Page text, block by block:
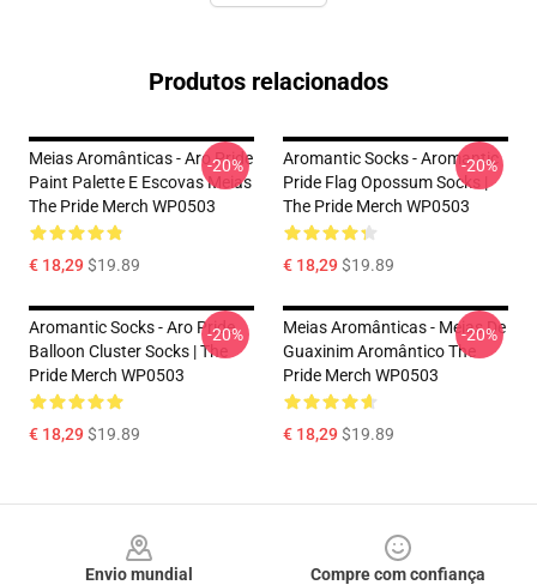
Produtos relacionados
Meias Aromânticas - Aro Pride
Paint Palette E Escovas Meias
The Pride Merch WP0503
€ 18,29$19.89
-20%
Aromantic Socks - Aromantic
Pride Flag Opossum Socks |
The Pride Merch WP0503
€ 18,29$19.89
-20%
Aromantic Socks - Aro Pride
Balloon Cluster Socks | The
Pride Merch WP0503
€ 18,29$19.89
-20%
Meias Aromânticas - Meias De
Guaxinim Aromântico The
Pride Merch WP0503
€ 18,29$19.89
-20%
Envio mundial
Compre com confiança